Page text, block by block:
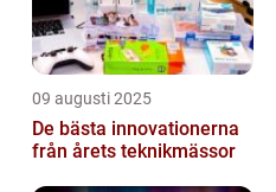
09 augusti 2025
De bästa innovationerna
från årets teknikmässor